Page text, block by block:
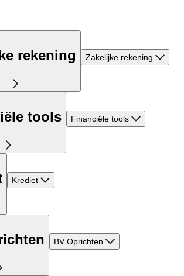
rekening Zakelijke rekening
tools Financiële tools
Krediet
BV Oprichten